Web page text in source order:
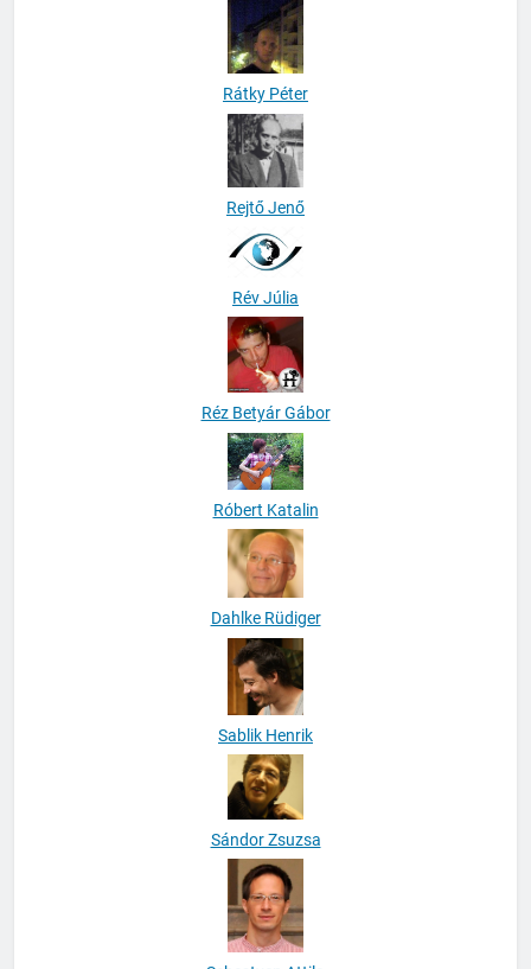
Rátky Péter
Rejtő Jenő
Rév Júlia
Réz Betyár Gábor
Róbert Katalin
Dahlke Rüdiger
Sablik Henrik
Sándor Zsuzsa